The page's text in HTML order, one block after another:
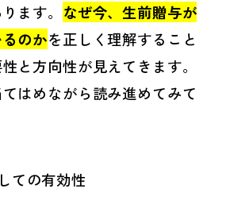
ます。 なぜ今、生前贈与が
のかを正しく理解すること
と方向性が見えてきます。
はめながら読み進めてみて
ての有効性